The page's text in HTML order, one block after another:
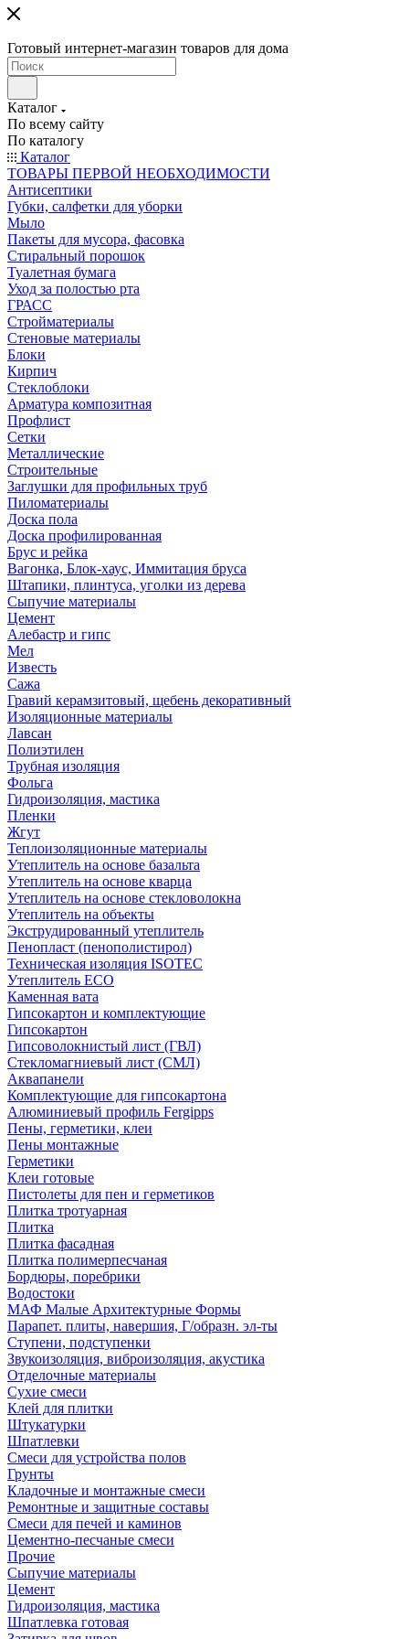
Готовый интернет-магазин товаров для дома
Каталог
По всему сайту
По каталогу
Каталог
ТОВАРЫ ПЕРВОЙ НЕОБХОДИМОСТИ
Антисептики
Губки, салфетки для уборки
Мыло
Пакеты для мусора, фасовка
Стиральный порошок
Туалетная бумага
Уход за полостью рта
ГРАСС
Стройматериалы
Стеновые материалы
Блоки
Кирпич
Стеклоблоки
Арматура композитная
Профлист
Сетки
Металлические
Строительные
Заглушки для профильных труб
Пиломатериалы
Доска пола
Доска профилированная
Брус и рейка
Вагонка, Блок-хаус, Иммитация бруса
Штапики, плинтуса, уголки из дерева
Сыпучие материалы
Цемент
Алебастр и гипс
Мел
Известь
Сажа
Гравий керамзитовый, щебень декоративный
Изоляционные материалы
Лавсан
Полиэтилен
Трубная изоляция
Фольга
Гидроизоляция, мастика
Пленки
Жгут
Теплоизоляционные материалы
Утеплитель на основе базальта
Утеплитель на основе кварца
Утеплитель на основе стекловолокна
Утеплитель на объекты
Экструдированный утеплитель
Пенопласт (пенополистирол)
Техническая изоляция ISOTEC
Утеплитель ECO
Каменная вата
Гипсокартон и комплектующие
Гипсокартон
Гипсоволокнистый лист (ГВЛ)
Стекломагниевый лист (СМЛ)
Аквапанели
Комплектующие для гипсокартона
Алюминиевый профиль Fergipps
Пены, герметики, клеи
Пены монтажные
Герметики
Клеи готовые
Пистолеты для пен и герметиков
Плитка тротуарная
Плитка
Плитка фасадная
Плитка полимерпесчаная
Бордюры, поребрики
Водостоки
МАФ Малые Архитектурные Формы
Парапет. плиты, навершия, Г/образн. эл-ты
Ступени, подступенки
Звукоизоляция, виброизоляция, акустика
Отделочные материалы
Сухие смеси
Клей для плитки
Штукатурки
Шпатлевки
Смеси для устройства полов
Грунты
Кладочные и монтажные смеси
Ремонтные и защитные составы
Смеси для печей и каминов
Цементно-песчаные смеси
Прочие
Сыпучие материалы
Цемент
Гидроизоляция, мастика
Шпатлевка готовая